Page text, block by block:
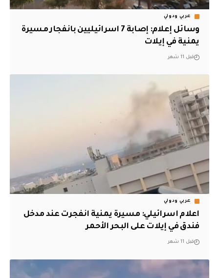
عربي ودولي
وسائل إعلام: إصابة 7 اسرائيليين بانفجار مسيرة
يمنية في إيلات
قبل 11 شهر
عربي ودولي
اعلام اسرائيلي: مسيرة يمنية انفجرت عند مدخل
فندق في إيلات على البحر الأحمر
قبل 11 شهر